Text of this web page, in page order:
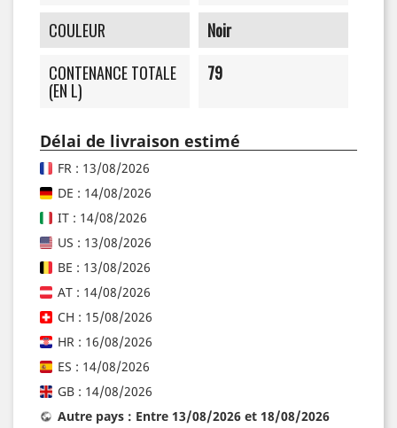
COULEUR
Noir
CONTENANCE TOTALE
(EN L)
79
Délai de livraison estimé
FR : 13/08/2026
DE : 14/08/2026
IT : 14/08/2026
US : 13/08/2026
BE : 13/08/2026
AT : 14/08/2026
CH : 15/08/2026
HR : 16/08/2026
ES : 14/08/2026
GB : 14/08/2026
Autre pays : Entre 13/08/2026 et 18/08/2026